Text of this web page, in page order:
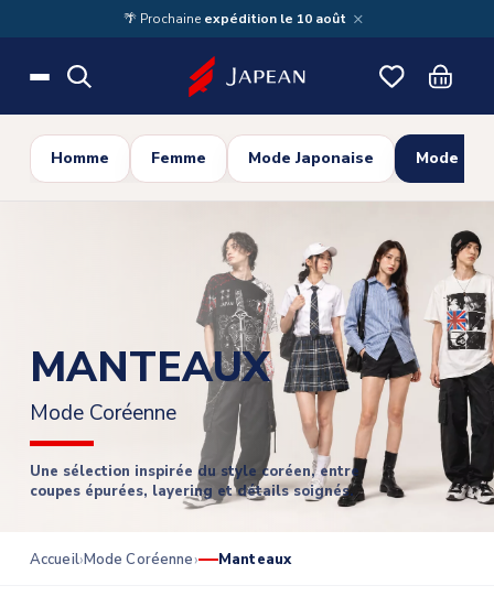
Skip to main content🌴 Prochaine expédition le 10 août ×
Homme Femme Mode Japonaise Mode
MANTEAUX
Mode Coréenne
Une sélection inspirée du style coréen, entre
coupes épurées, layering et détails soignés.
Accueil Mode Coréenne Manteaux